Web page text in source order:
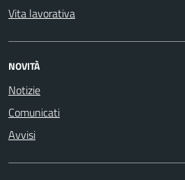
Vita lavorativa
NOVITÀ
Notizie
Comunicati
Avvisi